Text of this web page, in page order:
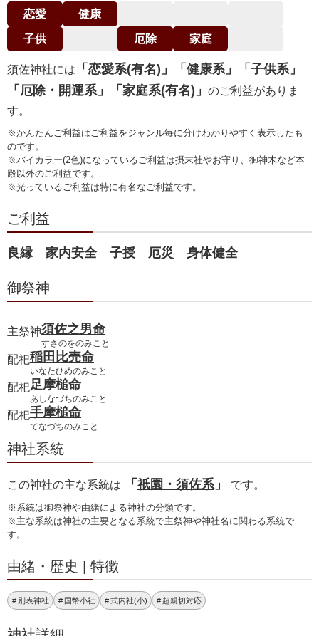
恋愛 健康
子供 厄除 家庭
須佐神社には
「恋愛系(有名)」「健康系」「子供系」
「厄除・開運系」「家庭系(有名)」 のご利益がありま
す。
※かんたんご利益はご利益をジャンル毎に分けわかりやすく表示したも
のです。
※バイカラー(2色)になっているご利益は摂末社やお守り、御神木など本
殿以外のご利益です。
※光っているご利益は特に有名なご利益です。
ご利益
良縁 家内安全 子授 厄災 身体健全
御祭神
主祭神須佐之男命
すさのをのみこと
配祀稲田比売命
いなたひめのみこと
配祀足摩槌命
あしなづちのみこと
配祀手摩槌命
てなづちのみこと
神社系統
この神社の主な系統は 「 祇園・須佐系」 です。
※系統は御祭神や由緒による神社の分類です。
※主な系統は神社の主要となる系統で主祭神や神社名に関わる系統で
す。
由緒・歴史 | 特徴
別表神社 国幣小社 式内社(小) 超親切対応